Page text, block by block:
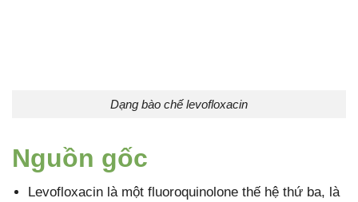
Dạng bào chế levofloxacin
Nguồn gốc
Levofloxacin là một fluoroquinolone thế hệ thứ ba, là